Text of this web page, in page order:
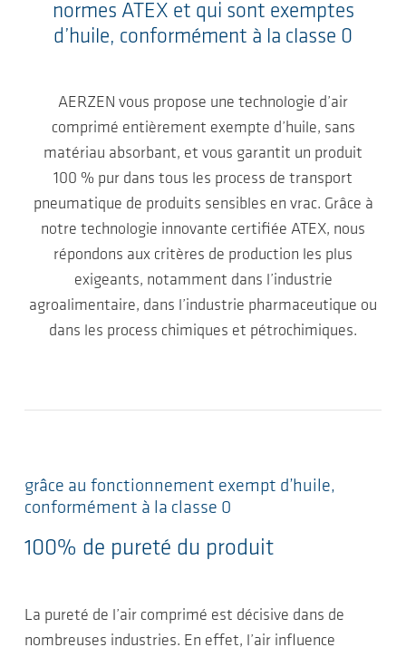
normes ATEX et qui sont exemptes
d’huile, conformément à la classe 0
AERZEN vous propose une technologie d’air
comprimé entièrement exempte d’huile, sans
matériau absorbant, et vous garantit un produit
100 % pur dans tous les process de transport
pneumatique de produits sensibles en vrac. Grâce à
notre technologie innovante certifiée ATEX, nous
répondons aux critères de production les plus
exigeants, notamment dans l’industrie
agroalimentaire, dans l’industrie pharmaceutique ou
dans les process chimiques et pétrochimiques.
grâce au fonctionnement exempt d’huile,
conformément à la classe 0
100% de pureté du produit
La pureté de l’air comprimé est décisive dans de
nombreuses industries. En effet, l’air influence